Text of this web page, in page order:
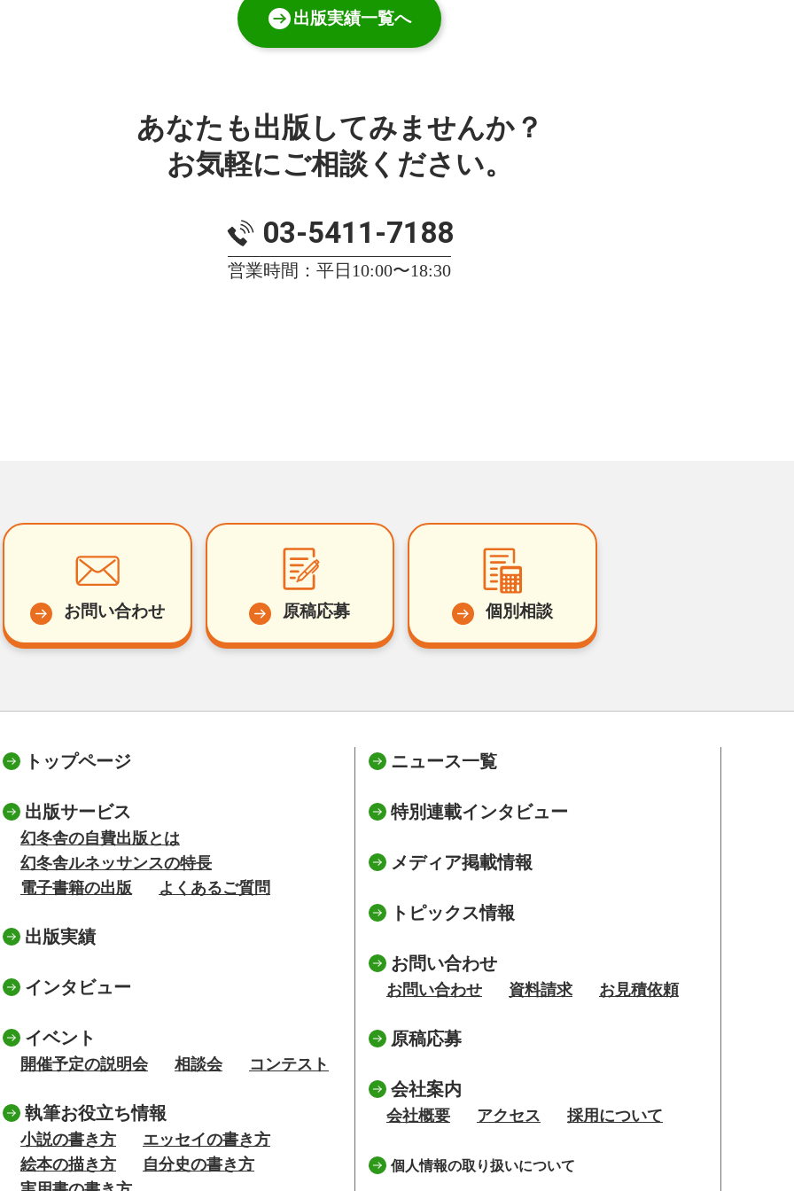
出版実績一覧へ
あなたも出版してみませんか？
お気軽にご相談ください。
03-5411-7188
営業時間：平日10:00〜18:30
お問い合わせ 原稿応募 個別相談
トップページ
出版サービス
幻冬舎の自費出版とは
幻冬舎ルネッサンスの特長
電子書籍の出版
よくあるご質問
出版実績
インタビュー
イベント
開催予定の説明会 相談会 コンテスト
執筆お役立ち情報
小説の書き方
エッセイの書き方
絵本の描き方
自分史の書き方
ニュース一覧
特別連載インタビュー
メディア掲載情報
トピックス情報
お問い合わせ
お問い合わせ 資料請求 お見積依頼
原稿応募
会社案内
会社概要 アクセス 採用について
個人情報の取り扱いについて